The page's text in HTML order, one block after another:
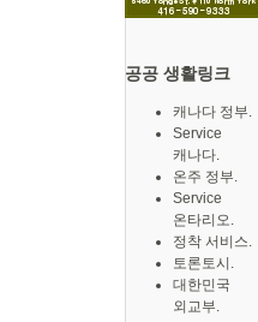
공공 생활링크
캐나다 정부.
Service
캐나다.
온주 정부.
Service
온타리오.
정착 서비스.
토론토시.
대한민국
외교부.